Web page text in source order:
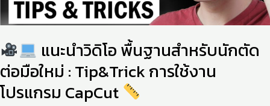
แนะนำวิดิโอ พื้นฐานสำหรับนักตัด
ต่อมือใหม่ : Tip&Trick การใช้งาน
โปรแกรม CapCut
ฐาน
สำหรับ
ตัด
ต่อ
มือ
ใหม่